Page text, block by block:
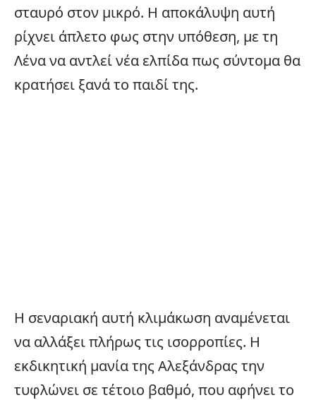
σταυρό στον μικρό. Η αποκάλυψη αυτή
ρίχνει άπλετο φως στην υπόθεση, με τη
Λένα να αντλεί νέα ελπίδα πως σύντομα θα
κρατήσει ξανά το παιδί της.
Η σεναριακή αυτή κλιμάκωση αναμένεται
να αλλάξει πλήρως τις ισορροπίες. Η
εκδικητική μανία της Αλεξάνδρας την
τυφλώνει σε τέτοιο βαθμό, που αφήνει το